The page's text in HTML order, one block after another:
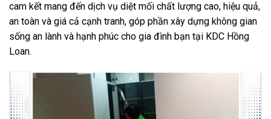
cam kết mang đến dịch vụ diệt mối chất lượng cao, hiệu quả,
an toàn và giá cả cạnh tranh, góp phần xây dựng không gian
sống an lành và hạnh phúc cho gia đình bạn tại KDC Hồng
Loan.